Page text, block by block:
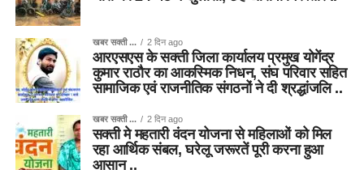
खबर सक्ती ... 2 दिन ago
आरएसएस के सक्ती जिला कार्यालय प्रमुख योगेंद्र
कुमार राठौर का आकस्मिक निधन, संघ परिवार सहित
सामाजिक एवं राजनीतिक संगठनों ने दी श्रद्धांजलि ..
खबर सक्ती ... 2 दिन ago
सक्ती मे महतारी वंदन योजना से महिलाओं को मिल
रहा आर्थिक संबल, घरेलू जरूरतें पूरी करना हुआ
आसान ..